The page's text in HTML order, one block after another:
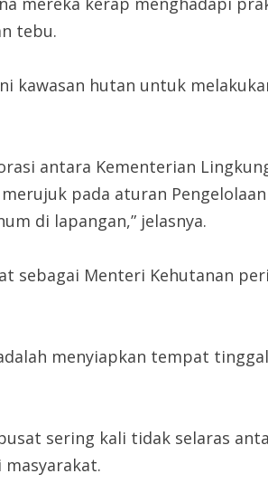
tebu.
kawasan hutan untuk
antara Kementerian
pada aturan
di lapangan,” jelasnya.
sebagai Menteri Kehutanan
menyiapkan tempat
sering kali tidak selaras